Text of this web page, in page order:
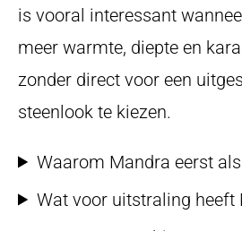
is vooral interessant
meer warmte, diepte en
zonder direct voor een
steenlook te kiezen.
Waarom Mandra eerst
Wat voor uitstraling heeft